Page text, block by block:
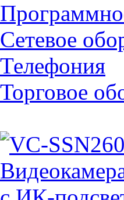
Сетевое
Телефония
Торговое